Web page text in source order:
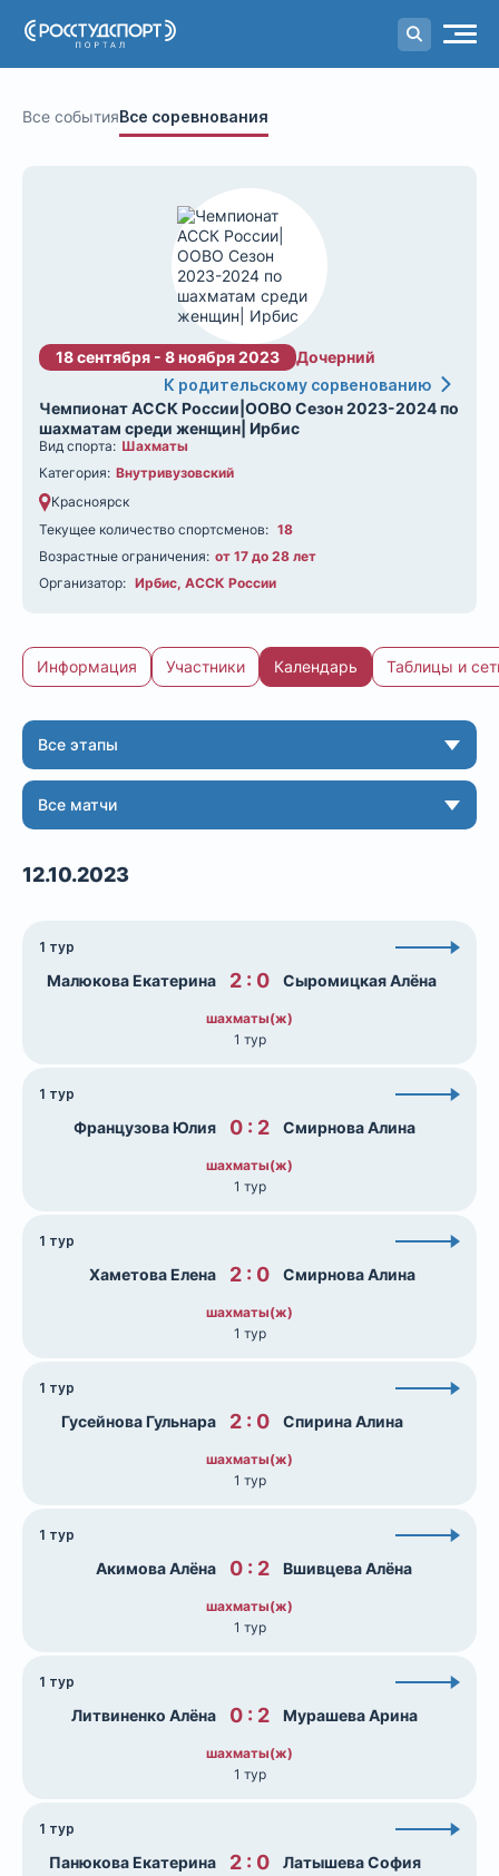
Порталстуденческого спорта
Все событияВсе соревнования
18 сентября - 8 ноября 2023
Дочерний
К родительскому сорвенованию
Чемпионат АССК России|ООВО Сезон 2023-2024 по
шахматам среди женщин| Ирбис
Вид спорта: Шахматы
Категория: Внутривузовский
Красноярск
Текущее количество спортсменов: 18
Возрастные ограничения: от 17 до 28 лет
Организатор: Ирбис, АССК России
Информация Участники Календарь Таблицы и
Календарь по дате и по
Все этапы
Все матчи
12.10.2023
1 тур
шахматы(ж)
1 тур
Малюкова Екатерина 2 : 0 Сыромицкая Алёна
1 тур
шахматы(ж)
1 тур
Французова Юлия 0 : 2 Смирнова Алина
1 тур
шахматы(ж)
1 тур
Хаметова Елена 2 : 0 Смирнова Алина
1 тур
шахматы(ж)
1 тур
Гусейнова Гульнара 2 : 0 Спирина Алина
1 тур
шахматы(ж)
1 тур
Акимова Алёна 0 : 2 Вшивцева Алёна
1 тур
шахматы(ж)
1 тур
Литвиненко Алёна 0 : 2 Мурашева Арина
1 тур
Панюкова Екатерина 2 : 0 Латышева София